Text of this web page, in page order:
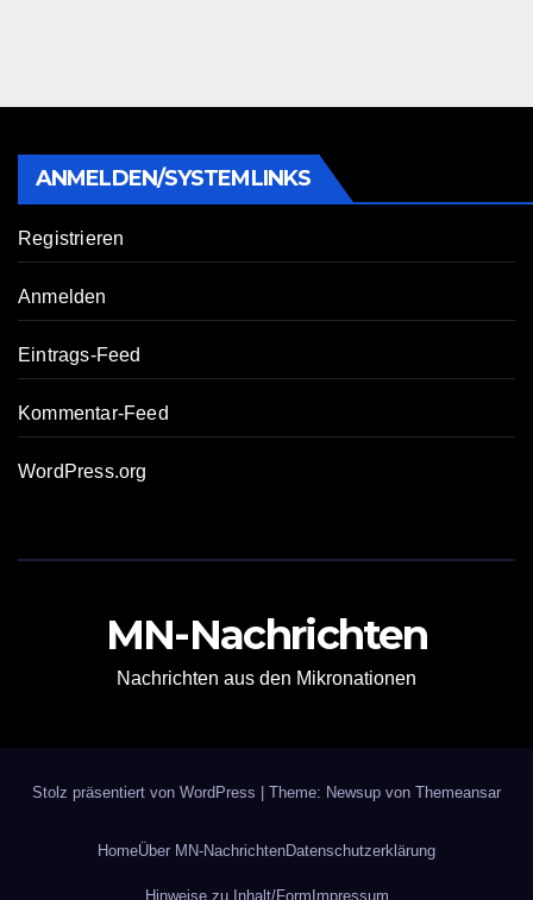
ANMELDEN/SYSTEMLINKS
Registrieren
Anmelden
Eintrags-Feed
Kommentar-Feed
WordPress.org
MN-Nachrichten
Nachrichten aus den Mikronationen
Stolz präsentiert von WordPress Theme: Newsup von Themeansar
HomeÜber MN-NachrichtenDatenschutzerklärung
Hinweise zu Inhalt/Form Impressum